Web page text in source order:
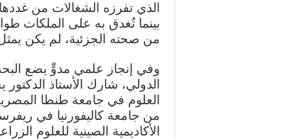
الذي تفرزه الشغالات من غددها
بينما تُغدق به على الملكات
من صحته الجزئية، لم يكن يمثل
وفي إنجاز علمي مدوٍّ يضع
الدولي، شارك الأستاذ الدكتور
العلوم في جامعة طنطا
من جامعة كاليفورنيا في
الأكاديمية الصينية للعلوم